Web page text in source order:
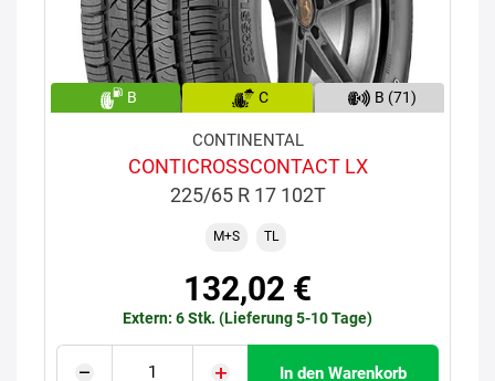
B C B (71)
CONTINENTAL
CONTICROSSCONTACT LX
225/65 R 17 102T
M+S TL
132,02 €
Extern: 6 Stk. (Lieferung 5-10 Tage)
In den Warenkorb